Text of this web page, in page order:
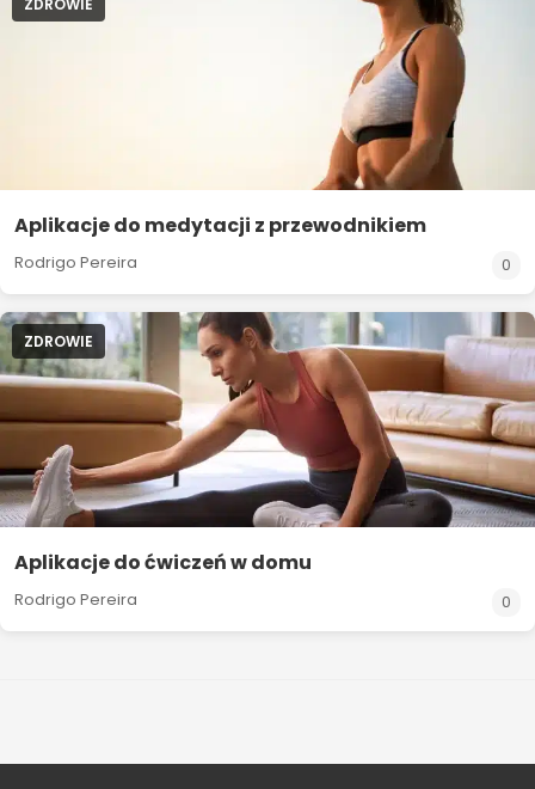
ZDROWIE
Aplikacje do medytacji z przewodnikiem
Rodrigo Pereira 0
ZDROWIE
Aplikacje do ćwiczeń w domu
Rodrigo Pereira 0